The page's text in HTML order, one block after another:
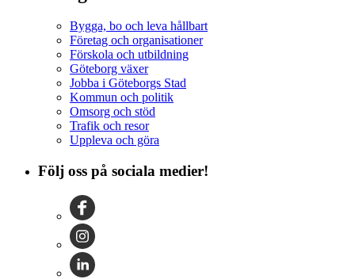
Bygga, bo och leva hållbart
Företag och organisationer
Förskola och utbildning
Göteborg växer
Jobba i Göteborgs Stad
Kommun och politik
Omsorg och stöd
Trafik och resor
Uppleva och göra
Följ oss på sociala medier!